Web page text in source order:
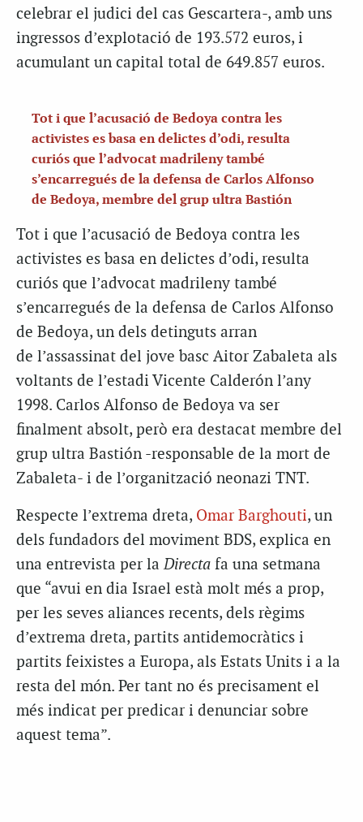
celebrar el judici del cas Gescartera-, amb uns
ingressos d’explotació de 193.572 euros, i
acumulant un capital total de 649.857 euros.
Tot i que l’acusació de Bedoya contra les
activistes es basa en delictes d’odi, resulta
curiós que l’advocat madrileny també
s’encarregués de la defensa de Carlos Alfonso
de Bedoya, membre del grup ultra Bastión
Tot i que l’acusació de Bedoya contra les
activistes es basa en delictes d’odi, resulta
curiós que l’advocat madrileny també
s’encarregués de la defensa de Carlos Alfonso
de Bedoya, un dels detinguts arran
de l’assassinat del jove basc Aitor Zabaleta als
voltants de l’estadi Vicente Calderón l’any
1998. Carlos Alfonso de Bedoya va ser
finalment absolt, però era destacat membre del
grup ultra Bastión -responsable de la mort de
Zabaleta- i de l’organització neonazi TNT.
Respecte l’extrema dreta, Omar Barghouti, un
dels fundadors del moviment BDS, explica en
una entrevista per laDirecta fa una setmana
que “avui en dia Israel està molt més a prop,
per les seves aliances recents, dels règims
d’extrema dreta, partits antidemocràtics i
partits feixistes a Europa, als Estats Units i a la
resta del món. Per tant no és precisament el
més indicat per predicar i denunciar sobre
aquest tema”.